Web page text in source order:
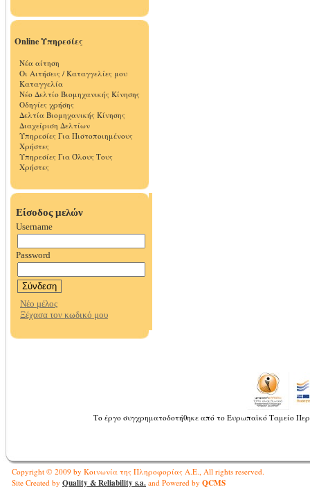
Online Υπηρεσίες
Νέα αίτηση
Οι Αιτήσεις / Καταγγελίες μου
Καταγγελία
Νέο Δελτίο Βιομηχανικής Κίνησης
Οδηγίες χρήσης
Δελτία Βιομηχανικής Κίνησης
Διαχείριση Δελτίων
Υπηρεσίες Για Πιστοποιημένους
Χρήστες
Υπηρεσίες Για Όλους Τους
Χρήστες
Το έργο συγχρηματοδοτήθηκε από το Ευρωπαϊκό Ταμείο
Copyright © 2009 by Κοινωνία της Πληροφορίας Α.Ε., All rights reserved.
Site Created by Quality & Reliability s.a. and Powered by QCMS